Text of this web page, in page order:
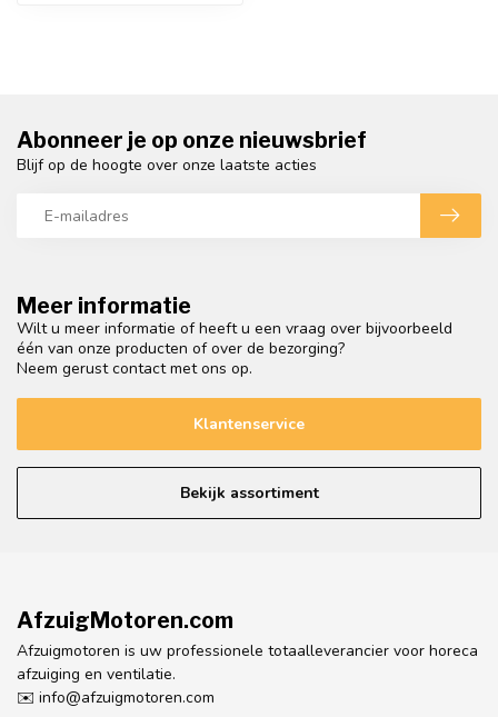
Meer informatie
Wilt u meer informatie of heeft u een vraag over bijvoorbeeld
één van onze producten of over de bezorging?
Neem gerust contact met ons op.
Klantenservice
Bekijk assortiment
Abonneer je op onze nieuwsbrief
Blijf op de hoogte over onze laatste acties
AfzuigMotoren.com
Afzuigmotoren is uw professionele totaalleverancier voor horeca
afzuiging en ventilatie.
✉️ info@afzuigmotoren.com